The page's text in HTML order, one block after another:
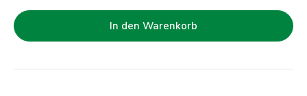
In den Warenkorb